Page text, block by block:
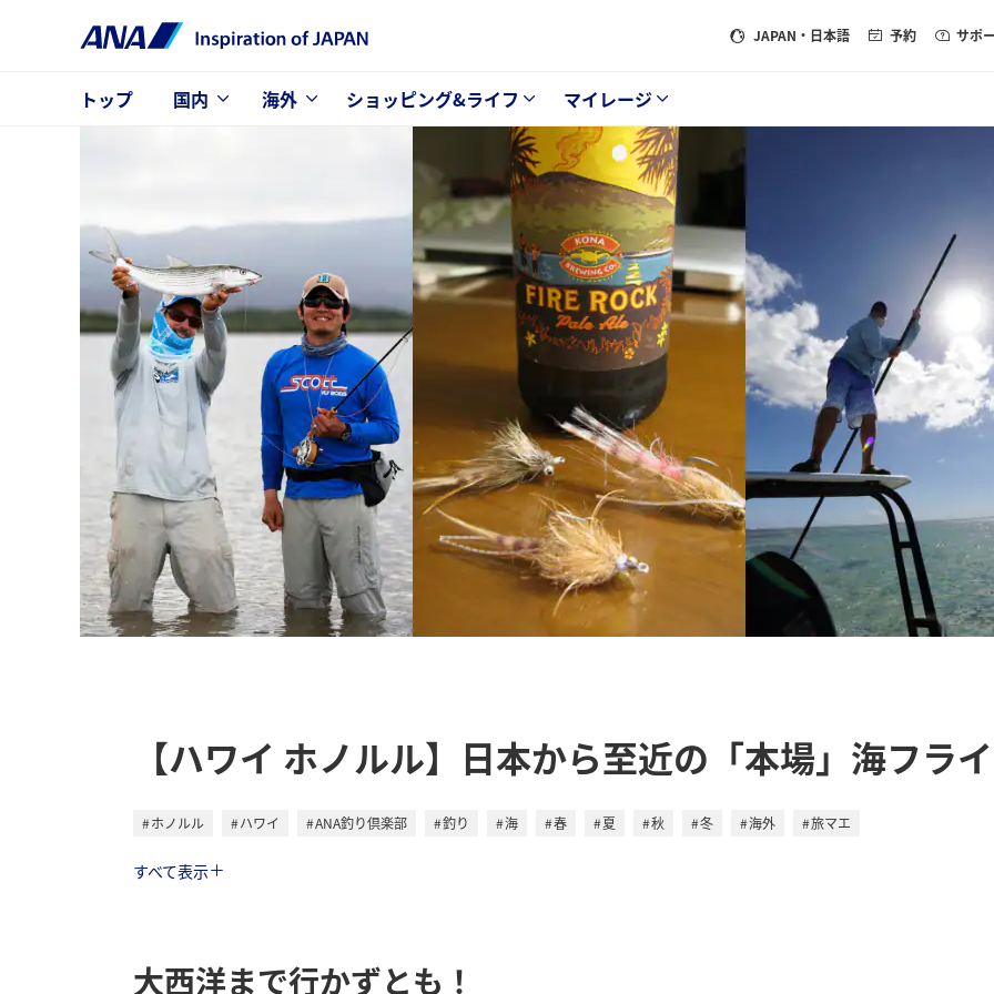
JAPAN ・日本語 予約 サポ
トップ 国内 海外 ショッピング&ライフ マイレージ
【ハワイ ホノルル】日本から至近の「本場」海フラ
ホノルル ハワイ ANA釣り倶楽部 釣り 海 春 夏 秋 冬 海外
旅マエ
すべて表示
大西洋まで行かずとも！